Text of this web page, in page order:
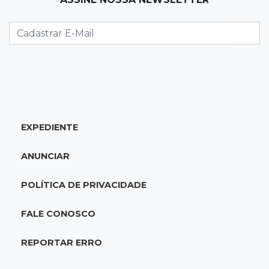
Brasileirão Feminino
20:15Pedro Juan Caballero
ligada a laboratório ilegal
Suspeitos de ocupar avião interceptado pela
EXPEDIENTE
ANUNCIAR
POLÍTICA DE PRIVACIDADE
FALE CONOSCO
REPORTAR ERRO